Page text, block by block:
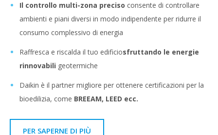
Il controllo multi-zona preciso consente di controllare
ambienti e piani diversi in modo indipendente per ridurre il
consumo complessivo di energia
Raffresca e riscalda il tuo edificiosfruttando le energie
rinnovabili geotermiche
Daikin è il partner migliore per ottenere certificazioni per la
bioedilizia, come BREEAM, LEED ecc.
PER SAPERNE DI PIÙ